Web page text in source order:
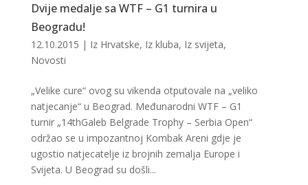
Dvije medalje sa WTF – G1 turnira u
Beogradu!
12.10.2015 | Iz Hrvatske, Iz kluba, Iz svijeta,
Novosti
„Velike cure“ ovog su vikenda otputovale na „veliko
natjecanje“ u Beograd. Međunarodni WTF – G1
turnir „14thGaleb Belgrade Trophy – Serbia Open“
održao se u impozantnoj Kombak Areni gdje je
ugostio natjecatelje iz brojnih zemalja Europe i
Svijeta. U Beograd su došli...